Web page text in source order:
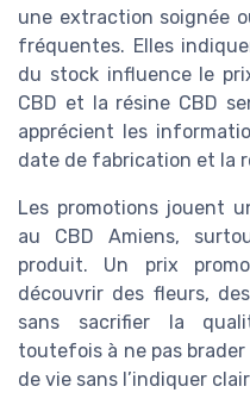
une extraction soignée
fréquentes. Elles
du stock influence le
CBD et la résine CBD
apprécient les
date de fabrication et la
Les promotions jouent
au CBD Amiens,
produit. Un prix
découvrir des fleurs,
sans sacrifier la
toutefois à ne pas
de vie sans l’indiquer